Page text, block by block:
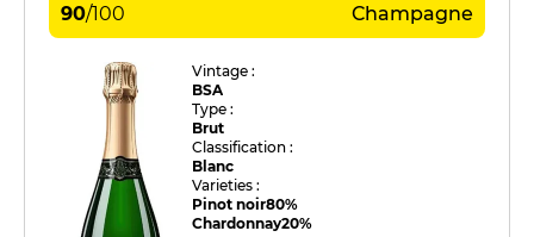
90/100 Champagne
Vintage :
BSA
Type :
Brut
Classification :
Blanc
Varieties :
Pinot noir80%
Chardonnay20%